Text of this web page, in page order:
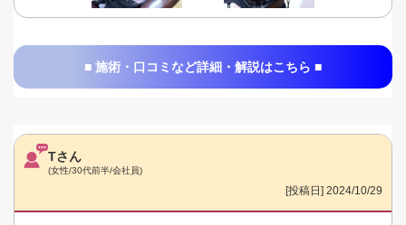
■ 施術・口コミなど詳細・解説はこちら ■
Tさん
(女性/30代前半/会社員)
[投稿日] 2024/10/29